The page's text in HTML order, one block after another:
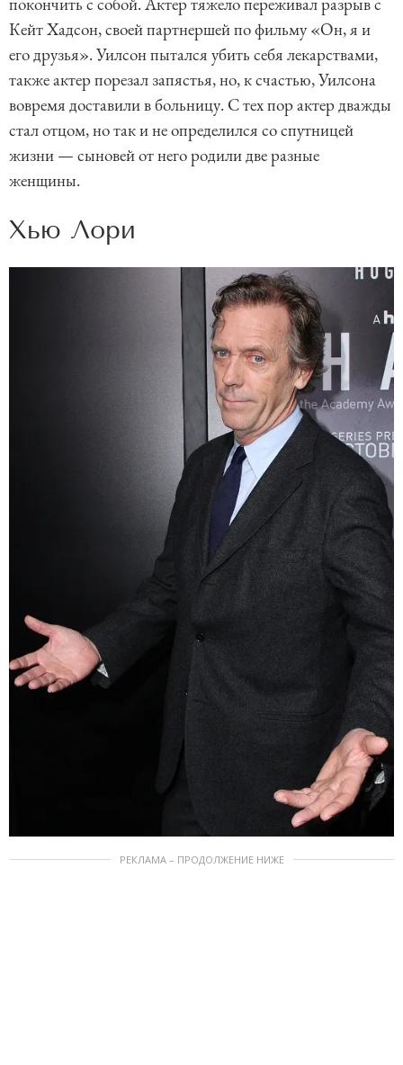
Кейт Хадсон, своей партнершей по фильму «Он, я и
его друзья». Уилсон пытался убить себя лекарствами,
также актер порезал запястья, но, к счастью, Уилсона
вовремя доставили в больницу. С тех пор актер дважды
стал отцом, но так и не определился со спутницей
жизни — сыновей от него родили две разные
женщины.
Хью Лори
РЕКЛАМА – ПРОДОЛЖЕНИЕ НИЖЕ